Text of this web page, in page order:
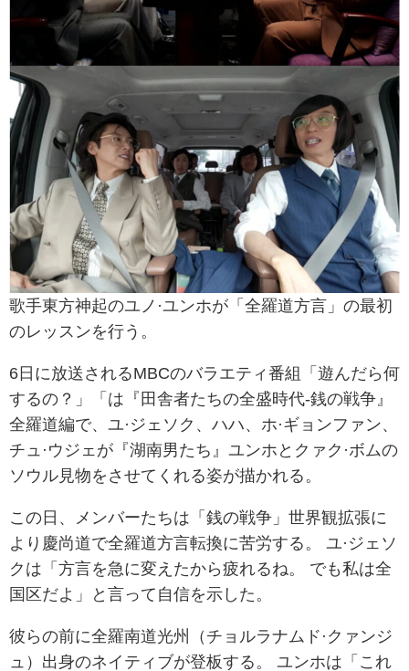
歌手東方神起のユノ·ユンホが「全羅道方言」の最初
のレッスンを行う。
6日に放送されるMBCのバラエティ番組「遊んだら何
するの？」「は『田舎者たちの全盛時代-銭の戦争』
全羅道編で、ユ·ジェソク、ハハ、ホ·ギョンファン、
チュ·ウジェが『湖南男たち』ユンホとクァク·ボムの
ソウル見物をさせてくれる姿が描かれる。
この日、メンバーたちは「銭の戦争」世界観拡張に
より慶尚道で全羅道方言転換に苦労する。 ユ·ジェソ
クは「方言を急に変えたから疲れるね。 でも私は全
国区だよ」と言って自信を示した。
彼らの前に全羅南道光州（チョルラナムド·クァンジ
ュ）出身のネイティブが登板する。 ユンホは「これ